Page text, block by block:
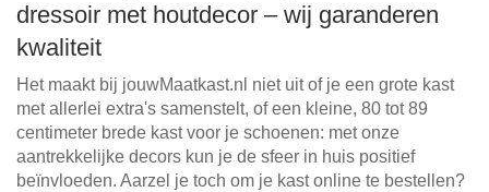
dressoir met houtdecor – wij garanderen
kwaliteit
Het maakt bij jouwMaatkast.nl niet uit of je een grote kast
met allerlei extra's samenstelt, of een kleine, 80 tot 89
centimeter brede kast voor je schoenen: met onze
aantrekkelijke decors kun je de sfeer in huis positief
beïnvloeden. Aarzel je toch om je kast online te bestellen?